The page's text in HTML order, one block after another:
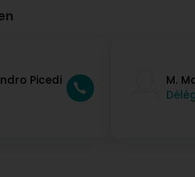
Picedi
M.